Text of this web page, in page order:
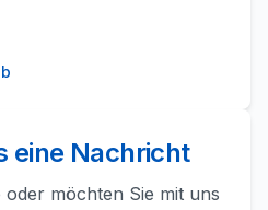
eine Nachricht
oder möchten Sie mit uns